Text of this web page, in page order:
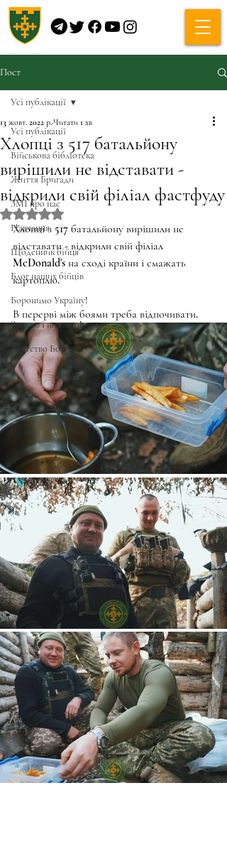
Пост
Усі публікації
Військова бібліотека
Життя Бригади
ЗМІ про нас
Навчання
Щоденник бійця
Блог наших бійців
Боронимо Україну!
Знаємо і нищимо!
Братство Богуна
Усі публікації
Хлопці з 517 батальйону
вирішили не відставати -
відкрили свій філіал фастфуду
13 жовт. 2022 р.Читати 1 хв
Оцінка: NaN з 5 зірок.
Хлопці з 517 батальйону вирішили не
відставати - відкрили свій філіал
McDonald's на сході країни і смажать
картоплю.
В перерві між боями треба відпочивати.